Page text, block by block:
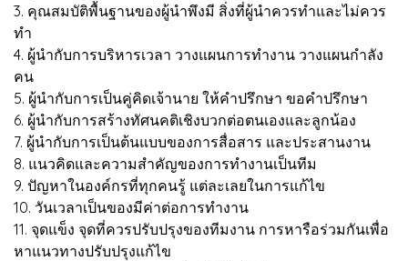
3. คุณสมบัติพื้นฐานของผู้นำพึงมี สิ่งที่ผู้นำควรทำและไม่ควร
ทำ
4. ผู้นำกับการบริหารเวลา วางแผนการทำงาน วางแผนกำลัง
คน
5. ผู้นำกับการเป็นคู่คิดเจ้านาย ให้คำปรึกษา ขอคำปรึกษา
6. ผู้นำกับการสร้างทัศนคติเชิงบวกต่อตนเองและลูกน้อง
7. ผู้นำกับการเป็นต้นแบบของการสื่อสาร และประสานงาน
8. แนวคิดและความสำคัญของการทำงานเป็นทีม
9. ปัญหาในองค์กรที่ทุกคนรู้ แต่ละเลยในการแก้ไข
10. วันเวลาเป็นของมีค่าต่อการทำงาน
11. จุดแข็ง จุดที่ควรปรับปรุงของทีมงาน การหารือร่วมกันเพื่อ
หาแนวทางปรับปรุงแก้ไข